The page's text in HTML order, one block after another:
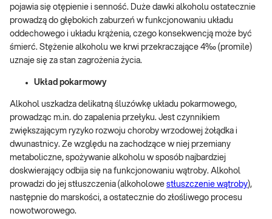
pojawia się otępienie i senność. Duże dawki alkoholu ostatecznie
prowadzą do głębokich zaburzeń w funkcjonowaniu układu
oddechowego i układu krążenia, czego konsekwencją może być
śmierć. Stężenie alkoholu we krwi przekraczające 4‰ (promile)
uznaje się za stan zagrożenia życia.
Układ pokarmowy
Alkohol uszkadza delikatną śluzówkę układu pokarmowego,
prowadząc m.in. do zapalenia przełyku. Jest czynnikiem
zwiększającym ryzyko rozwoju choroby wrzodowej żołądka i
dwunastnicy. Ze względu na zachodzące w niej przemiany
metaboliczne, spożywanie alkoholu w sposób najbardziej
doskwierający odbija się na funkcjonowaniu wątroby. Alkohol
prowadzi do jej stłuszczenia (alkoholowe stłuszczenie wątroby),
następnie do marskości, a ostatecznie do złośliwego procesu
nowotworowego.